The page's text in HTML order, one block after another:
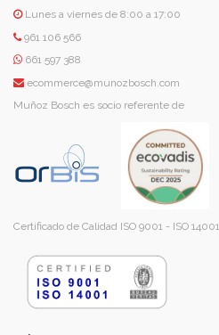
Lunes a viernes de 8:00 a 17:00
961 106 566
661 597 388
ecommerce@munozbosch.com
Muñoz Bosch es socio referente de
Certificado de Calidad ISO 9001 - ISO 14001